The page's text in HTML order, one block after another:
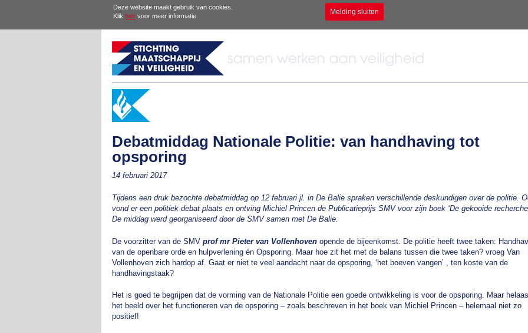
Deze website maakt gebruik van cookies.
Klik hier voor meer informatie. Melding sluiten
Debatmiddag Nationale Politie: van handhaving tot
opsporing
14 februari 2017
Tijdens een druk bezochte debatmiddag op 12 februari jl. in De Balie spraken verschillende deskundigen over de politie.
vond er een politiek debat plaats en ontving Michiel Princen de Publicatieprijs SMV voor zijn boek ‘De gekooide
De middag werd georganiseerd door de SMV samen met De Balie.
De voorzitter van de SMV prof mr Pieter van Vollenhoven opende de bijeenkomst. De politie heeft twee taken:
van de openbare orde en hulpverlening én Opsporing. Maar hoe zit het met de balans tussen die twee taken? vroeg Van
Vollenhoven zich hardop af. Gaat er niet te veel aandacht naar de opsporing, ‘het boeven vangen’ , ten koste van de
handhavingstaak?
Het is goed te begrijpen dat de vorming van de Nationale Politie een goede ontwikkeling is voor de opsporing. Maar
het beeld over het functioneren van de opsporing – zoals beschreven in het boek van Michiel Princen – helemaal niet zo
positief!